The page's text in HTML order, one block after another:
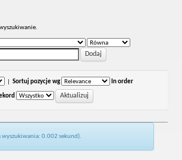
Sortuj pozycje wg In order
wyszukiwania: 0.002 sekund).